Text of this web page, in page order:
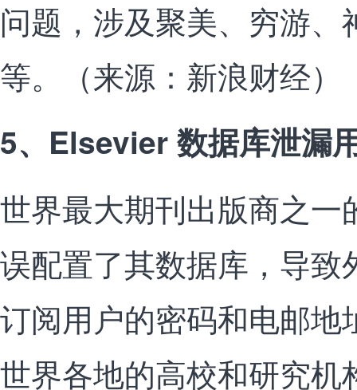
问题，涉及聚美、穷游
等。（来源：新浪财经）
5、Elsevier 数据库泄漏
世界最大期刊出版商之一
误配置了其数据库，导致
订阅用户的密码和电邮地
世界各地的高校和研究机